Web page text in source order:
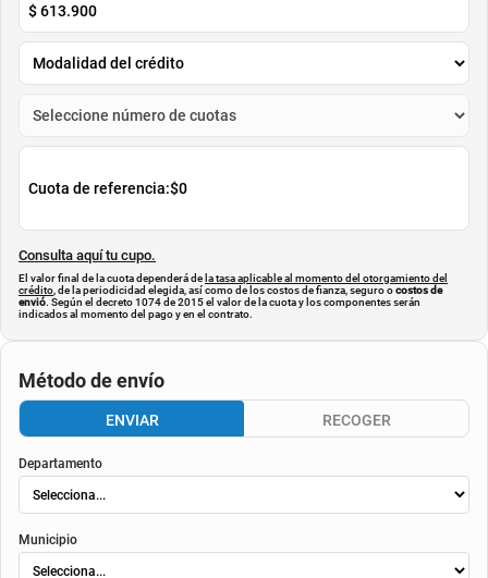
$613.900
Cuota de referencia:$0
Consulta aquí tu cupo.
El valor final de la cuota dependerá de la tasa aplicable al momento del otorgamiento del
crédito , de la periodicidad elegida, así como de los costos de fianza, seguro ocostos de
envió. Según el decreto 1074 de 2015 el valor de la cuota y los componentes serán
indicados al momento del pago y en el contrato.
Método de envío
ENVIAR RECOGER
Departamento
Municipio